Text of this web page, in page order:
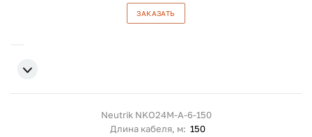
ЗАКАЗАТЬ
Neutrik NKO24M-A-6-150
Длина кабеля, м: 150